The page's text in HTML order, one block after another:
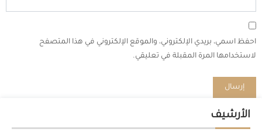
احفظ اسمي، بريدي الإلكتروني، والموقع الإلكتروني في هذا المتصفح
لاستخدامها المرة المقبلة في تعليقي.
الأرشيف